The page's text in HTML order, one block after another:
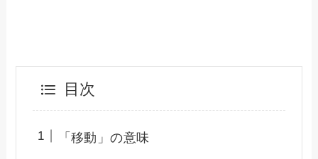
目次
「移動」の意味